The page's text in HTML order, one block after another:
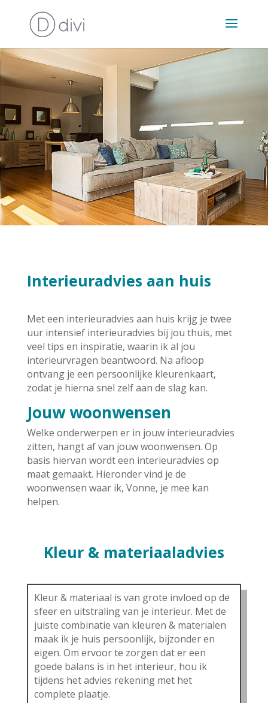
Interieuradvies aan huis
Met een interieuradvies aan huis krijg je twee
uur intensief interieuradvies bij jou thuis, met
veel tips en inspiratie, waarin ik al jou
interieurvragen beantwoord. Na afloop
ontvang je een persoonlijke kleurenkaart,
zodat je hierna snel zelf aan de slag kan.
Jouw woonwensen
Welke onderwerpen er in jouw interieuradvies
zitten, hangt af van jouw woonwensen. Op
basis hiervan wordt een interieuradvies op
maat gemaakt. Hieronder vind je de
woonwensen waar ik, Vonne, je mee kan
helpen.
Kleur & materiaaladvies
Kleur & materiaal is van grote invloed op de
sfeer en uitstraling van je interieur. Met de
juiste combinatie van kleuren & materialen
maak ik je huis persoonlijk, bijzonder en
eigen. Om ervoor te zorgen dat er een
goede balans is in het interieur, hou ik
tijdens het advies rekening met het
complete plaatje.